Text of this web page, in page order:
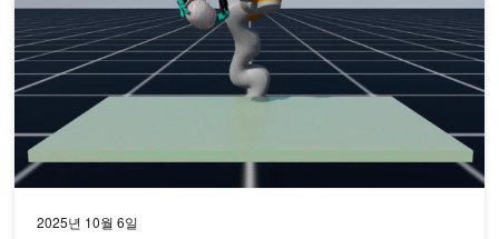
2025년 10월 6일